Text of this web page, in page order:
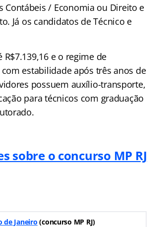
/ Economia ou Direito e
Já os candidatos de Técnico e
e o regime de
estabilidade após três anos de
possuem auxílio-transporte,
para técnicos com graduação
sobre o concurso MP RJ
de Janeiro (concurso MP RJ)